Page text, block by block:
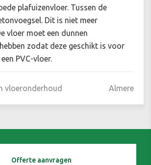
plafuizenvloer. Tussen de
Dit is niet meer
vloer moet een dunnen
zodat deze geschikt is voor
PVC-vloer.
vloeronderhoud Almere
Offerte aanvragen